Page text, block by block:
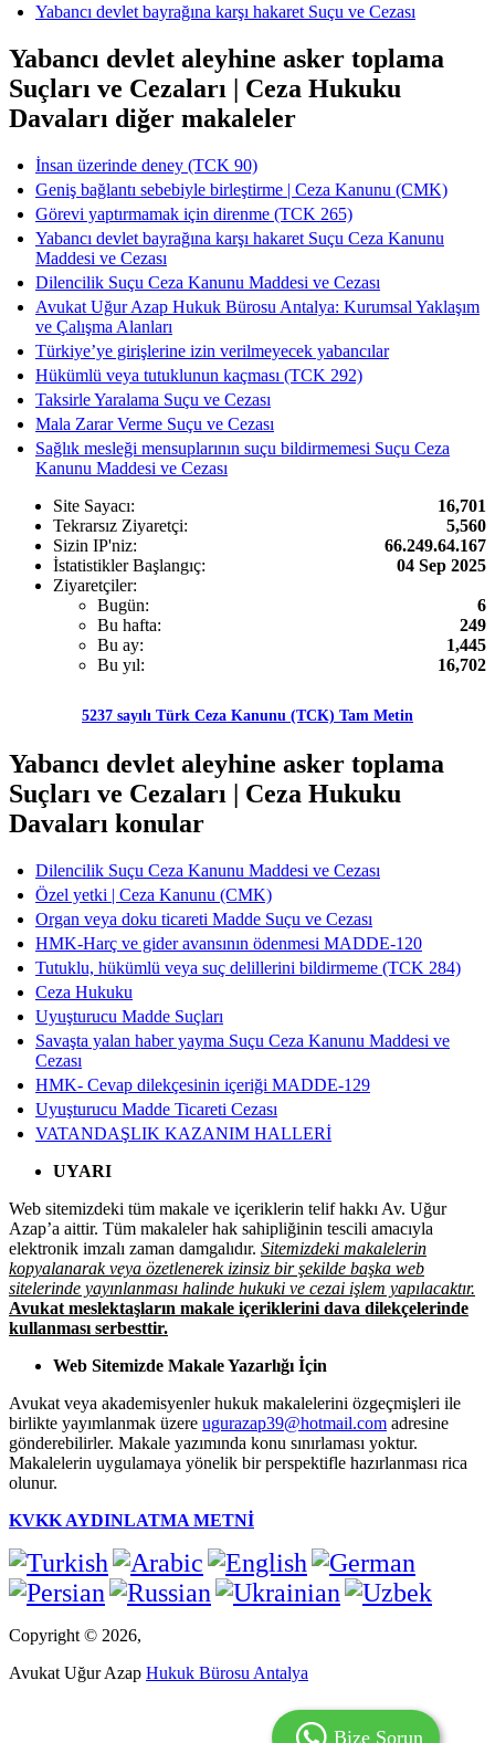
Yabancı devlet bayrağına karşı hakaret Suçu ve Cezası
Yabancı devlet aleyhine asker toplama
Suçları ve Cezaları | Ceza Hukuku
Davaları diğer makaleler
İnsan üzerinde deney (TCK 90)
Geniş bağlantı sebebiyle birleştirme | Ceza Kanunu (CMK)
Görevi yaptırmamak için direnme (TCK 265)
Yabancı devlet bayrağına karşı hakaret Suçu Ceza Kanunu
Maddesi ve Cezası
Dilencilik Suçu Ceza Kanunu Maddesi ve Cezası
Avukat Uğur Azap Hukuk Bürosu Antalya: Kurumsal Yaklaşım
ve Çalışma Alanları
Türkiye’ye girişlerine izin verilmeyecek yabancılar
Hükümlü veya tutuklunun kaçması (TCK 292)
Taksirle Yaralama Suçu ve Cezası
Mala Zarar Verme Suçu ve Cezası
Sağlık mesleği mensuplarının suçu bildirmemesi Suçu Ceza
Kanunu Maddesi ve Cezası
Site Sayacı:
16,701
Tekrarsız Ziyaretçi:
5,560
Sizin IP'niz:
66.249.64.167
İstatistikler Başlangıç:
04 Sep 2025
Ziyaretçiler:
Bugün:
6
Bu hafta:
249
Bu ay:
1,445
Bu yıl:
16,702
5237 sayılı Türk Ceza Kanunu (TCK) Tam Metin
Yabancı devlet aleyhine asker toplama
Suçları ve Cezaları | Ceza Hukuku
Davaları konular
Dilencilik Suçu Ceza Kanunu Maddesi ve Cezası
Özel yetki | Ceza Kanunu (CMK)
Organ veya doku ticareti Madde Suçu ve Cezası
HMK-Harç ve gider avansının ödenmesi MADDE-120
Tutuklu, hükümlü veya suç delillerini bildirmeme (TCK 284)
Ceza Hukuku
Uyuşturucu Madde Suçları
Savaşta yalan haber yayma Suçu Ceza Kanunu Maddesi ve
Cezası
HMK- Cevap dilekçesinin içeriği ​​​​​​​MADDE-129
Uyuşturucu Madde Ticareti Cezası
VATANDAŞLIK KAZANIM HALLERİ
UYARI
Web sitemizdeki tüm makale ve içeriklerin telif hakkı Av. Uğur
Azap’a aittir. Tüm makaleler hak sahipliğinin tescili amacıyla
elektronik imzalı zaman damgalıdır. Sitemizdeki makalelerin
kopyalanarak veya özetlenerek izinsiz bir şekilde başka web
sitelerinde yayınlanması halinde hukuki ve cezai işlem yapılacaktır.
Avukat meslektaşların makale içeriklerini dava dilekçelerinde
kullanması serbesttir.
Web Sitemizde Makale Yazarlığı İçin
Avukat veya akademisyenler hukuk makalelerini özgeçmişleri ile
birlikte yayımlanmak üzere ugurazap39@hotmail.com adresine
gönderebilirler. Makale yazımında konu sınırlaması yoktur.
Makalelerin uygulamaya yönelik bir perspektifle hazırlanması rica
olunur.
KVKK AYDINLATMA METNİ
Copyright © 2026,
Avukat Uğur Azap Hukuk Bürosu Antalya
Bize Sorun